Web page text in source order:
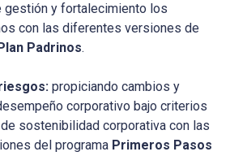
gestión y fortalecimiento los
con las diferentes versiones de
Plan Padrinos.
propiciando cambios y
corporativo bajo criterios
sostenibilidad corporativa con las
del programa Primeros Pasos